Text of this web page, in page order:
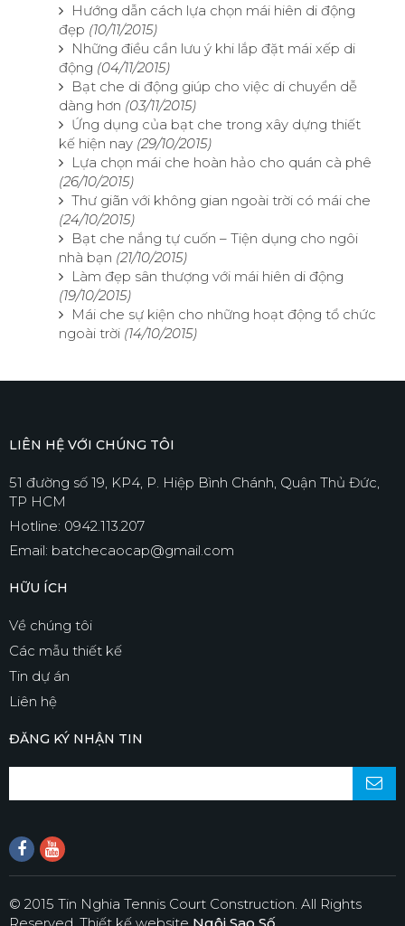
Hướng dẫn cách lựa chọn mái hiên di động
đẹp (10/11/2015)
Những điều cần lưu ý khi lắp đặt mái xếp di
động (04/11/2015)
Bạt che di động giúp cho việc di chuyển dễ
dàng hơn (03/11/2015)
Ứng dụng của bạt che trong xây dựng thiết
kế hiện nay (29/10/2015)
Lựa chọn mái che hoàn hảo cho quán cà phê
(26/10/2015)
Thư giãn với không gian ngoài trời có mái che
(24/10/2015)
Bạt che nắng tự cuốn – Tiện dụng cho ngôi
nhà bạn (21/10/2015)
Làm đẹp sân thượng với mái hiên di động
(19/10/2015)
Mái che sự kiện cho những hoạt động tổ chức
ngoài trời (14/10/2015)
LIÊN HỆ VỚI CHÚNG TÔI
51 đường số 19, KP4, P. Hiệp Bình Chánh, Quận Thủ Đức,
TP HCM
Hotline: 0942.113.207
Email: batchecaocap@gmail.com
HỮU ÍCH
Về chúng tôi
Các mẫu thiết kế
Tin dự án
Liên hệ
ĐĂNG KÝ NHẬN TIN
© 2015 Tin Nghia Tennis Court Construction. All Rights